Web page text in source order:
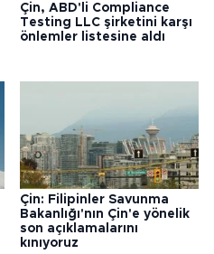
Çin, ABD'li Compliance
Testing LLC şirketini karşı
önlemler listesine aldı
Çin: Filipinler Savunma
Bakanlığı'nın Çin'e yönelik
son açıklamalarını
kınıyoruz